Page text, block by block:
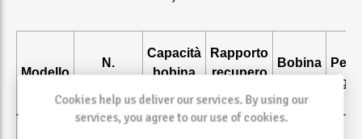
Modello
N.
Capacità
bobina
(PE-m)
Rapporto
recupero
(cm)
Bobina
Peso
(gr)
Cookies help us deliver our services. By using our
services, you agree to our use of cookies.